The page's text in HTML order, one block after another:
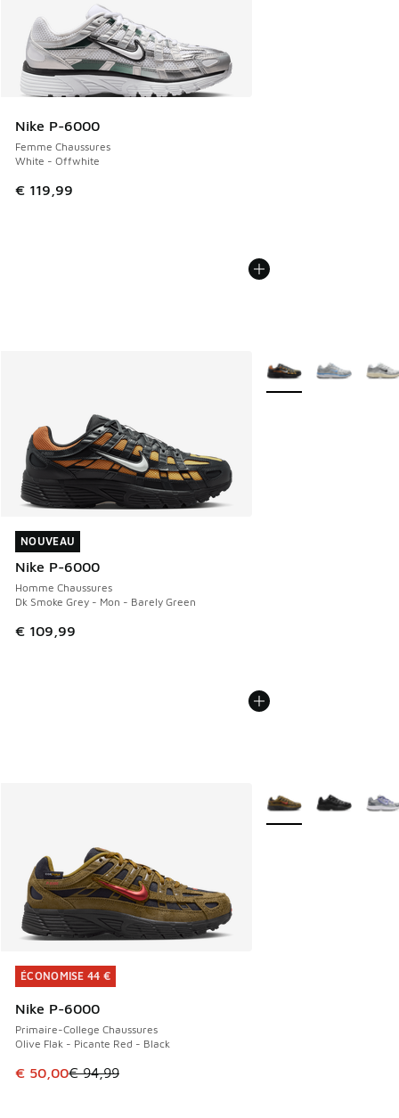
Nike P-6000
Femme Chaussures
White - Offwhite
€ 119,99
NOUVEAU
Nike P-6000
Homme Chaussures
Dk Smoke Grey - Mon - Barely Green
€ 109,99
NOUVEAU
Plus de couleurs
ÉCONOMISE 44 €
Nike P-6000
Primaire-College Chaussures
Olive Flak - Picante Red - Black
Cet article est en promotion. Prix en baisse de € 94,99 à
€ 50,00€ 94,99
ÉCONOMISE 44 €
Plus de couleurs